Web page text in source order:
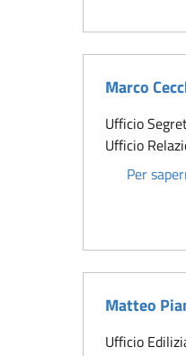
Marco
Ufficio
Ufficio
Per
Matteo
Ufficio